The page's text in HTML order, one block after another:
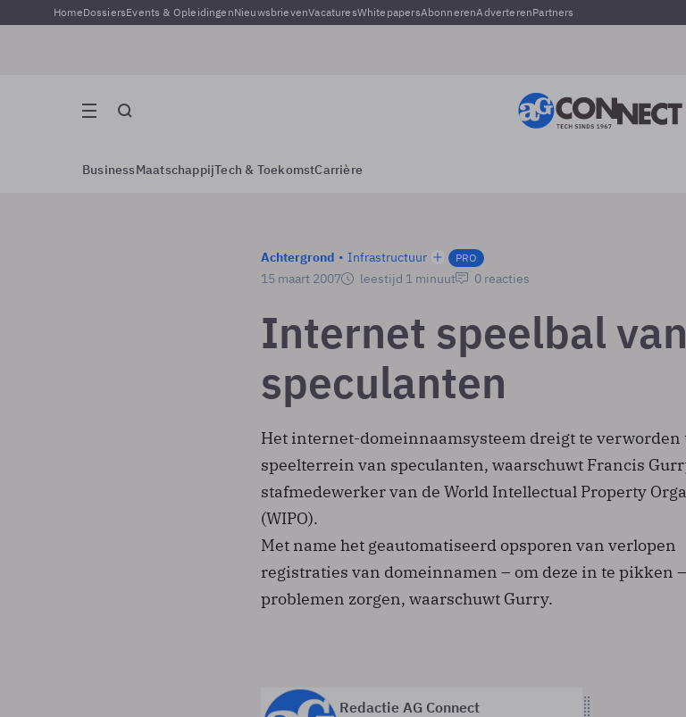
HomeDossiersEvents & OpleidingenNieuwsbrievenVacaturesWhitepapersAbonnerenAdverterenPartners
BusinessMaatschappijTech & ToekomstCarrière
Achtergrond Infrastructuur PRO
15 maart 2007 leestijd 1 minuut 0 reacties
Internet speelbal van
speculanten
Het internet-domeinnaamsysteem dreigt te verworden
speelterrein van speculanten, waarschuwt Francis
stafmedewerker van de World Intellectual Property
(WIPO).
Met name het geautomatiseerd opsporen van verlopen
registraties van domeinnamen – om deze in te pikken
problemen zorgen, waarschuwt Gurry.
Redactie AG Connect